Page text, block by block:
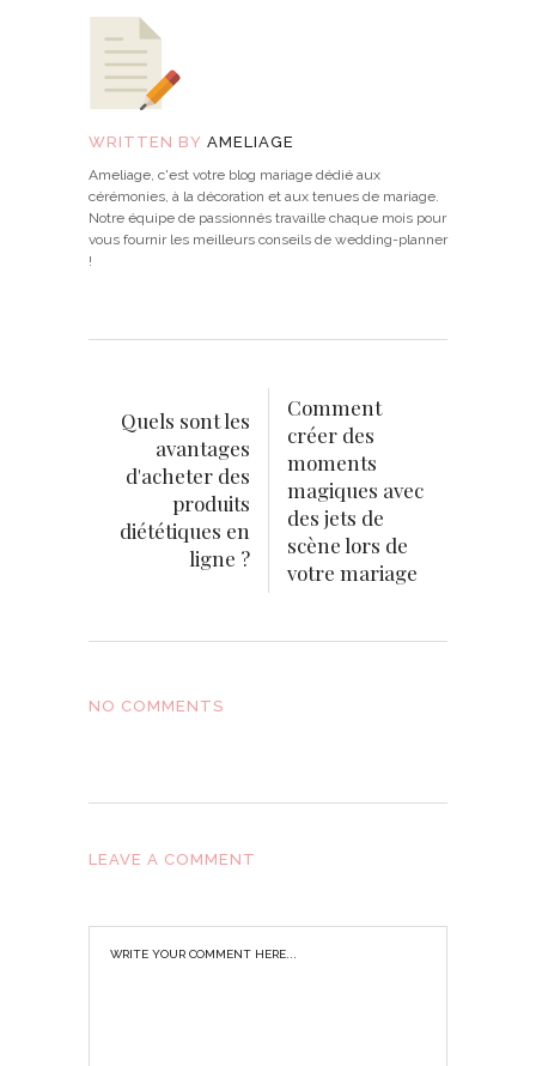
WRITTEN BY AMELIAGE
Ameliage, c'est votre blog mariage dédié aux
cérémonies, à la décoration et aux tenues de mariage.
Notre équipe de passionnés travaille chaque mois pour
vous fournir les meilleurs conseils de wedding-planner
!
Quels sont les
avantages
d'acheter des
produits
diététiques en
ligne ?
Comment
créer des
moments
magiques avec
des jets de
scène lors de
votre mariage
NO COMMENTS
LEAVE A COMMENT